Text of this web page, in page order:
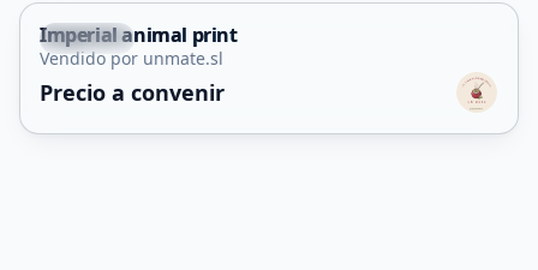
Capital
Imperial animal print
Vendido por unmate.sl
Precio a convenir